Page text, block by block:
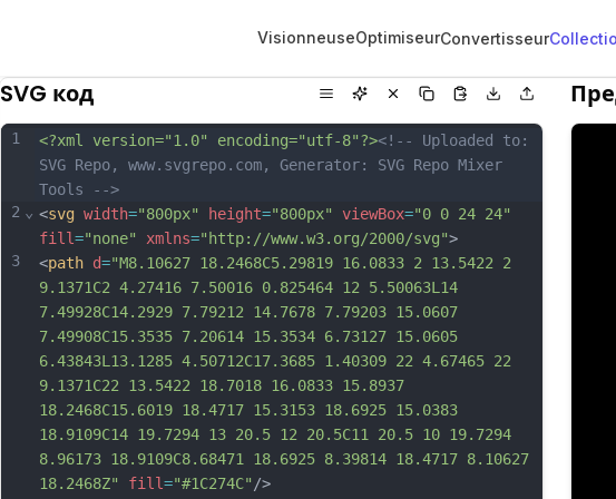
VisionneuseOptimiseurConvertisseur
SVG код
1
2
3
⌄
<?xml version="1.0" encoding="utf-8"?><!-- Uploaded to:
SVG Repo, www.svgrepo.com, Generator: SVG Repo Mixer
Tools -->
<svg width="800px" height="800px" viewBox="0 0 24 24"
fill="none" xmlns="http://www.w3.org/2000/svg">
<path d="M8.10627 18.2468C5.29819 16.0833 2 13.5422 2
9.1371C2 4.27416 7.50016 0.825464 12 5.50063L14
7.49928C14.2929 7.79212 14.7678 7.79203 15.0607
7.49908C15.3535 7.20614 15.3534 6.73127 15.0605
6.43843L13.1285 4.50712C17.3685 1.40309 22 4.67465 22
9.1371C22 13.5422 18.7018 16.0833 15.8937
18.2468C15.6019 18.4717 15.3153 18.6925 15.0383
18.9109C14 19.7294 13 20.5 12 20.5C11 20.5 10 19.7294
8.96173 18.9109C8.68471 18.6925 8.39814 18.4717 8.10627
18.2468Z"
fill="#1C274C" />